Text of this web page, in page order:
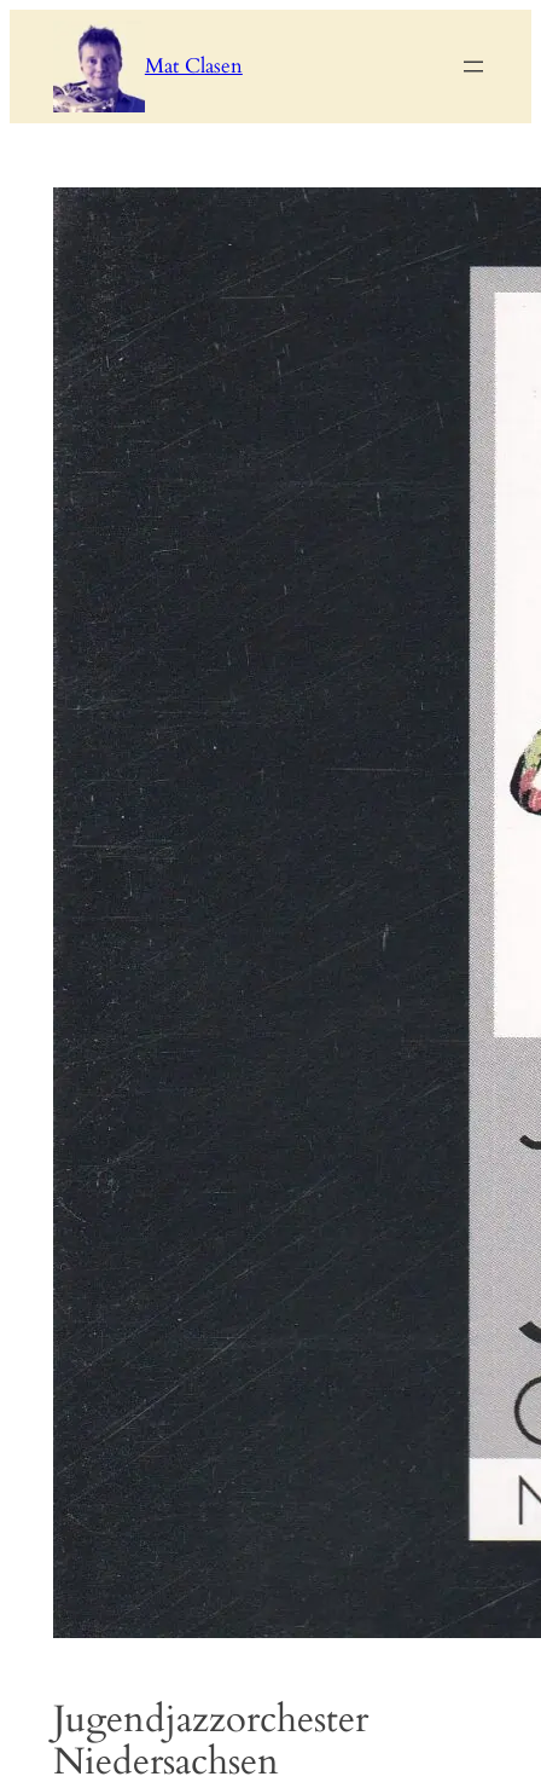
springen
Mat Clasen
Jugendjazzorchester
Niedersachsen